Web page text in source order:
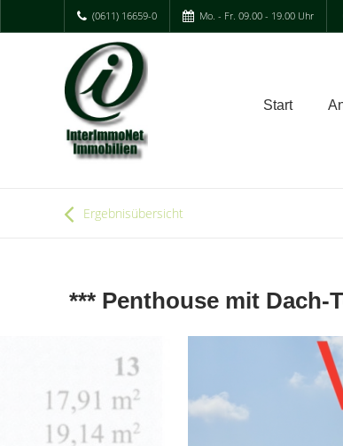
(0611) 16659-0 Mo. - Fr. 09.00 - 19.00 Uhr
Start
Ergebnisübersicht
*** Penthouse mit Dach-